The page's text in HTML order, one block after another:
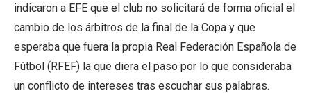
indicaron a EFE que el club no solicitará de forma oficial el
cambio de los árbitros de la final de la Copa y que
esperaba que fuera la propia Real Federación Española de
Fútbol (RFEF) la que diera el paso por lo que consideraba
un conflicto de intereses tras escuchar sus palabras.